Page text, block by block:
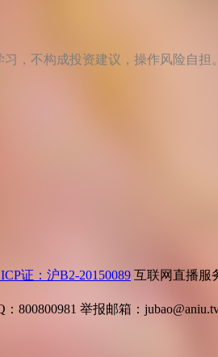
习，不构成投资建议，操作风险自担
证：沪B2-20150089 互联网直播服
800800981 举报邮箱：